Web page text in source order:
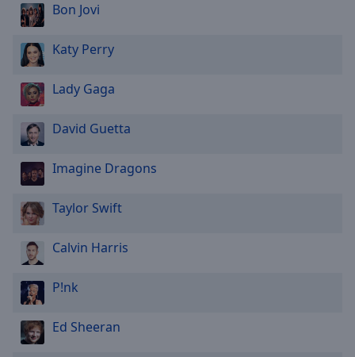
Bon Jovi
Katy Perry
Lady Gaga
David Guetta
Imagine Dragons
Taylor Swift
Calvin Harris
P!nk
Ed Sheeran